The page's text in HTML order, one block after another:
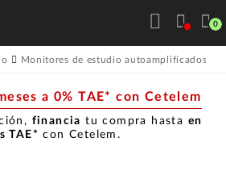
0
Monitores de estudio autoamplificados
a 0% TAE* con Cetelem
financia tu compra hasta en
TAE* con Cetelem.